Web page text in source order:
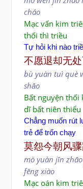
cháo
Mạc vấn kim
thối thì triều
Tự hỏi khi nào
不愿退却无
bù yuàn tuì què
shǎo
Bất nguyện thối
dĩ bất niên thiểu
Chẳng muốn rút
trẻ để trốn chạy
莫怨今朝风
mò yuàn jīn
fēng xiào
Mạc oán kim